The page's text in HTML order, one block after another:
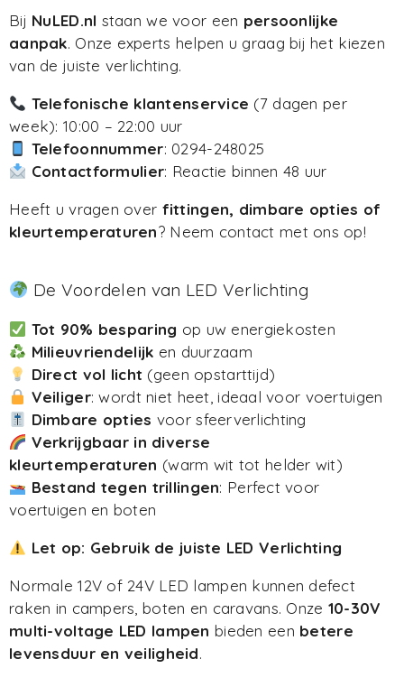
Bij NuLED.nl staan we voor een persoonlijke
aanpak. Onze experts helpen u graag bij het kiezen
van de juiste verlichting.
Telefonische klantenservice (7 dagen per
week): 10:00 – 22:00 uur
Telefoonnummer: 0294-248025
Contactformulier: Reactie binnen 48 uur
Heeft u vragen over fittingen, dimbare opties of
kleurtemperaturen? Neem contact met ons op!
De Voordelen van LED Verlichting
Tot 90% besparing op uw energiekosten
Milieuvriendelijk en duurzaam
Direct vol licht (geen opstarttijd)
Veiliger: wordt niet heet, ideaal voor voertuigen
Dimbare opties voor sfeerverlichting
Verkrijgbaar in diverse
kleurtemperaturen (warm wit tot helder wit)
Bestand tegen trillingen: Perfect voor
voertuigen en boten
Let op: Gebruik de juiste LED Verlichting
Normale 12V of 24V LED lampen kunnen defect
raken in campers, boten en caravans. Onze 10-30V
multi-voltage LED lampen bieden een betere
levensduur en veiligheid.